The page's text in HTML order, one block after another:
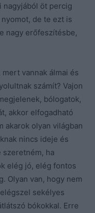
nagyjából öt percig
de te ezt is
nagy erőfeszítésbe,
vannak álmai és
számít? Vajon
bólogatok,
akkor elfogadható
akarok olyan világban
nincs ideje és
szeretném, ha
elég jó, elég fontos
Olyan van, hogy nem
sekélyes
bókokkal. Erre